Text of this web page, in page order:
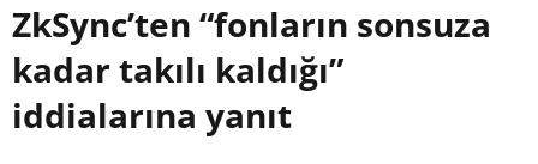
ZkSync’ten “fonların sonsuza
kadar takılı kaldığı”
iddialarına yanıt